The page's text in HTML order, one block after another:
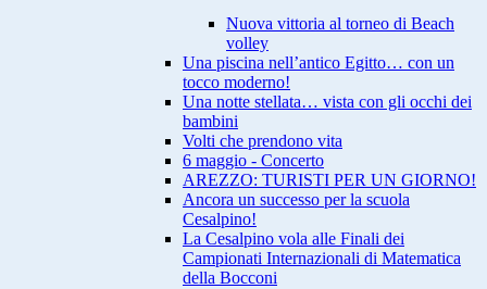
Nuova vittoria al torneo di Beach
volley
Una piscina nell’antico Egitto… con un
tocco moderno!
Una notte stellata… vista con gli occhi dei
bambini
Volti che prendono vita
6 maggio - Concerto
AREZZO: TURISTI PER UN GIORNO!
Ancora un successo per la scuola
Cesalpino!
La Cesalpino vola alle Finali dei
Campionati Internazionali di Matematica
della Bocconi